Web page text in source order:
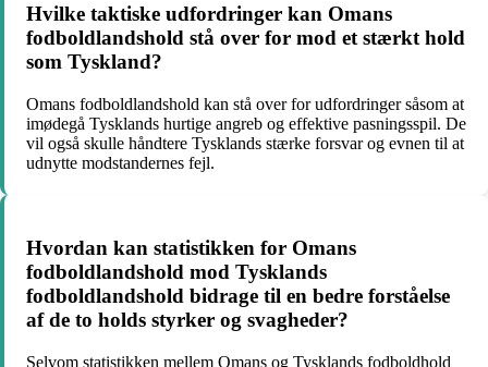
Hvilke taktiske udfordringer kan Omans
fodboldlandshold stå over for mod et stærkt hold
som Tyskland?
Omans fodboldlandshold kan stå over for udfordringer såsom at
imødegå Tysklands hurtige angreb og effektive pasningsspil. De
vil også skulle håndtere Tysklands stærke forsvar og evnen til at
udnytte modstandernes fejl.
Hvordan kan statistikken for Omans
fodboldlandshold mod Tysklands
fodboldlandshold bidrage til en bedre forståelse
af de to holds styrker og svagheder?
Selvom statistikken mellem Omans og Tysklands fodboldhold